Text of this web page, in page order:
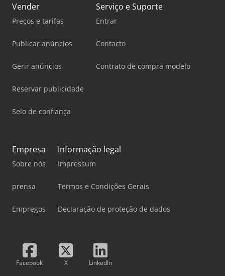
Vender
Preços e tarifas
Publicar anúncios
Gerir anúncios
Reservar publicidade
Selo de confiança
Serviço e Suporte
Entrar
Contacto
Contrato de compra modelo
Empresa
Sobre nós
prensa
Empregos
Informação legal
Impressum
Termos e Condições Gerais
Declaração de proteção de dados
Facebook X LinkedIn